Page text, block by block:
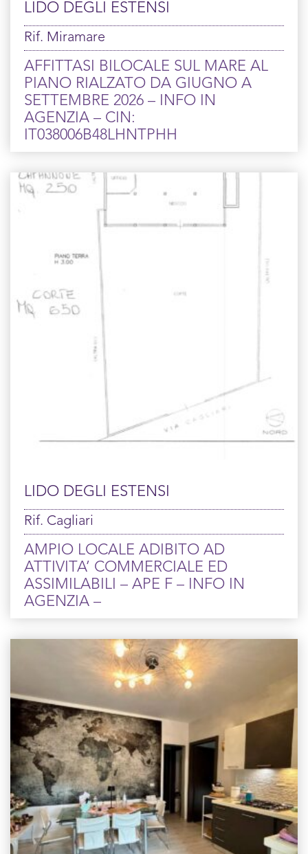
LIDO DEGLI ESTENSI
Rif. Miramare
AFFITTASI BILOCALE SUL MARE AL
PIANO RIALZATO DA GIUGNO A
SETTEMBRE 2026 – INFO IN
AGENZIA – CIN:
IT038006B48LHNTPHH
LIDO DEGLI ESTENSI
Rif. Cagliari
AMPIO LOCALE ADIBITO AD
ATTIVITA’ COMMERCIALE ED
ASSIMILABILI – APE F – INFO IN
AGENZIA –